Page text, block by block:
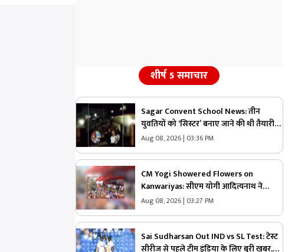
शीर्ष 5 समाचार
Sagar Convent School News: तीन
युवतियों को ‘सिस्टर’ बनाए जाने की थी तैयारी…
तभी आ धमके हिन्दू संगठन के लोग और पुलिस,
Aug 08, 2026 | 03:36 PM
CM Yogi Showered Flowers on
Kanwariyas: सीएम योगी आदित्यनाथ ने
कांवड़ियों पर की पुष्पवर्षा, की जनता की सुख-
Aug 08, 2026 | 03:27 PM
Sai Sudharsan Out IND vs SL Test: टेस्ट
सीरीज से पहले टीम इंडिया के लिए बुरी खबर,